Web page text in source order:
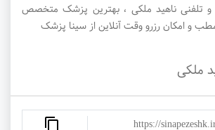
و تلفنی ناهید ملکی ، بهترین پزشک متخصص
و امکان رزرو وقت آنلاین از سینا پزشک
ملکی
https://